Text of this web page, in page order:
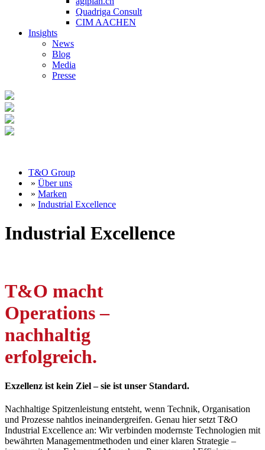
Quadriga Consult
CIM AACHEN
Insights
News
Blog
Media
Presse
T&O Group
» Über uns
» Marken
» Industrial Excellence
Industrial Excellence
T&O macht
Operations –
nachhaltig
erfolgreich.
Exzellenz ist kein Ziel – sie ist unser Standard.
Nachhaltige Spitzenleistung entsteht, wenn Technik, Organisation
und Prozesse nahtlos ineinandergreifen. Genau hier setzt T&O
Industrial Excellence an: Wir verbinden modernste Technologien mit
bewährten Managementmethoden und einer klaren Strategie –